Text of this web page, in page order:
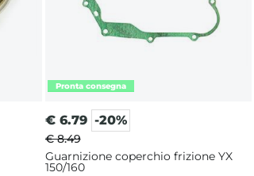
€ 6.79 -20%
€ 8.49
Guarnizione coperchio frizione YX
150/160